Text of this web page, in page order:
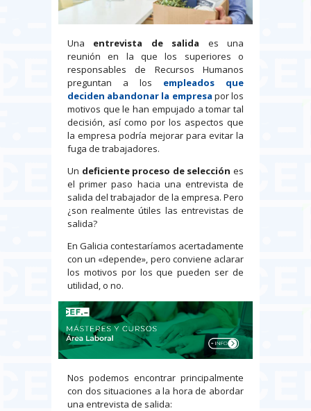
Una entrevista de salida es una
reunión en la que los superiores o
responsables de Recursos Humanos
preguntan a los empleados que
deciden abandonar la empresa por los
motivos que le han empujado a tomar tal
decisión, así como por los aspectos que
la empresa podría mejorar para evitar la
fuga de trabajadores.
Un deficiente proceso de selección es
el primer paso hacia una entrevista de
salida del trabajador de la empresa. Pero
¿son realmente útiles las entrevistas de
salida?
En Galicia contestaríamos acertadamente
con un «depende», pero conviene aclarar
los motivos por los que pueden ser de
utilidad, o no.
Nos podemos encontrar principalmente
con dos situaciones a la hora de abordar
una entrevista de salida: